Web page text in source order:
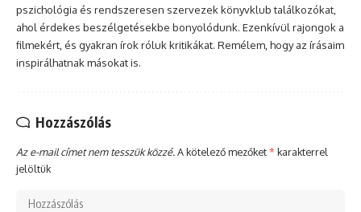
pszichológia és rendszeresen szervezek könyvklub találkozókat,
ahol érdekes beszélgetésekbe bonyolódunk. Ezenkívül rajongok a
filmekért, és gyakran írok róluk kritikákat. Remélem, hogy az írásaim
inspirálhatnak másokat is.
Hozzászólás
Az e-mail címet nem tesszük közzé.A kötelező mezőket* karakterrel
jelöltük